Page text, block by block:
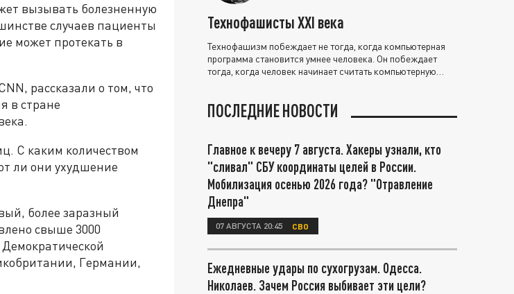
вызывать болезненную
случаев пациенты
может протекать в
рассказали о том, что
в стране
С каким количеством
ли они ухудшение
более заразный
свыше 3000
Германии,
Технофашисты XXI века
Технофашизм побеждает не тогда, когда компьютерная
программа становится умнее человека. Он побеждает
тогда, когда человек начинает считать компьютерную
ПОСЛЕДНИЕ НОВОСТИ
Главное к вечеру 7 августа. Хакеры узнали, кто
"сливал" СБУ координаты целей в России.
Мобилизация осенью 2026 года? "Отравление
Днепра"
07 АВГУСТА 20:45 СВО
Ежедневные удары по сухогрузам. Одесса.
Николаев. Зачем Россия выбивает эти цели?